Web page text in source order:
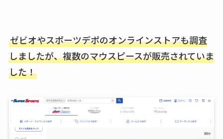
ゼビオやスポーツデポのオンラインストアも調査
しましたが、複数のマウスピースが販売されていま
した！